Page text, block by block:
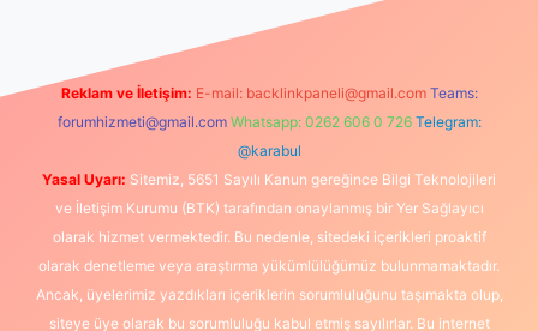
Reklam ve İletişim: E-mail: backlinkpaneli@gmail.com Teams:
forumhizmeti@gmail.com Whatsapp: 0262 606 0 726 Telegram:
@karabul
Yasal Uyarı: Sitemiz, 5651 Sayılı Kanun gereğince Bilgi Teknolojileri
ve İletişim Kurumu (BTK) tarafından onaylanmış bir Yer Sağlayıcı
olarak hizmet vermektedir. Bu nedenle, sitedeki içerikleri proaktif
olarak denetleme veya araştırma yükümlülüğümüz bulunmamaktadır.
Ancak, üyelerimiz yazdıkları içeriklerin sorumluluğunu taşımakta olup,
siteye üye olarak bu sorumluluğu kabul etmiş sayılırlar. Bu internet